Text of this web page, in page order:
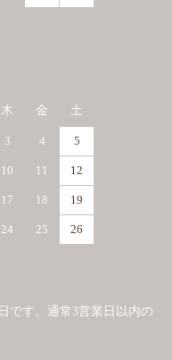
木 金 土
3 4 5
10 11 12
17 18 19
24 25 26
です。通常3営業日以内の